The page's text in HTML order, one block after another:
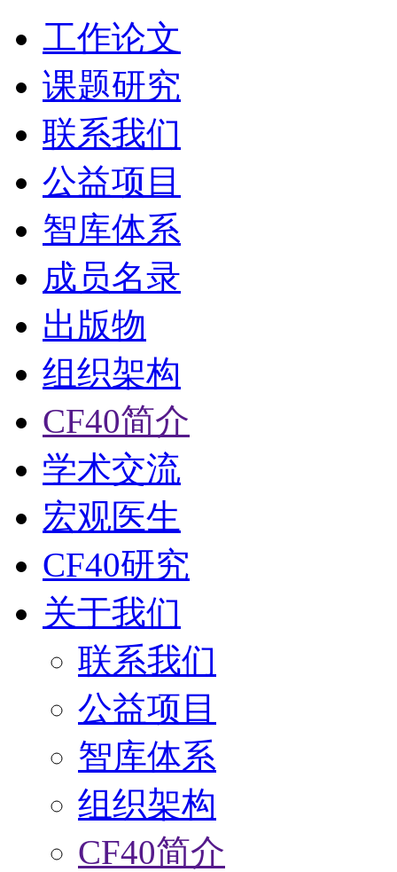
工作论文
课题研究
联系我们
公益项目
智库体系
成员名录
出版物
组织架构
CF40简介
学术交流
宏观医生
CF40研究
关于我们
联系我们
公益项目
智库体系
组织架构
CF40简介